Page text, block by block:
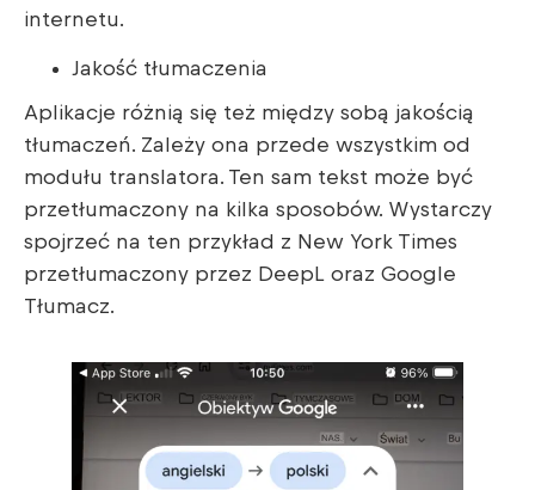
internetu.
Jakość tłumaczenia
Aplikacje różnią się też między sobą jakością
tłumaczeń. Zależy ona przede wszystkim od
modułu translatora. Ten sam tekst może być
przetłumaczony na kilka sposobów. Wystarczy
spojrzeć na ten przykład z New York Times
przetłumaczony przez DeepL oraz Google
Tłumacz.